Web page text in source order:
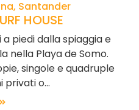
Santander
HOUSE
a piedi dalla spiaggia e
nella Playa de Somo.
singole e quadruple
privati o...